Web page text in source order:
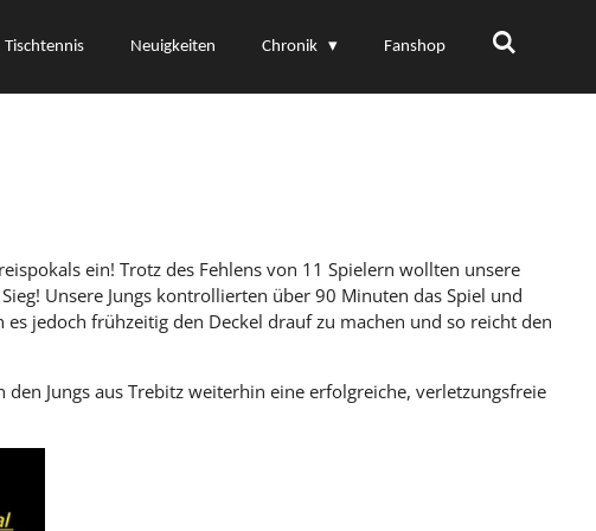
Tischtennis Neuigkeiten Chronik Fanshop
ein! Trotz des Fehlens von 11 Spielern wollten unsere
Unsere Jungs kontrollierten über 90 Minuten das Spiel und
jedoch frühzeitig den Deckel drauf zu machen und so reicht den
Jungs aus Trebitz weiterhin eine erfolgreiche, verletzungsfreie